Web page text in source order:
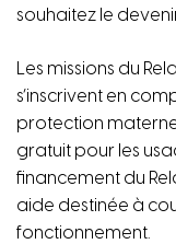
souhaitez le
Les missions du
s’inscrivent en
protection
gratuit pour les
financement du
aide destinée à
fonctionnement.